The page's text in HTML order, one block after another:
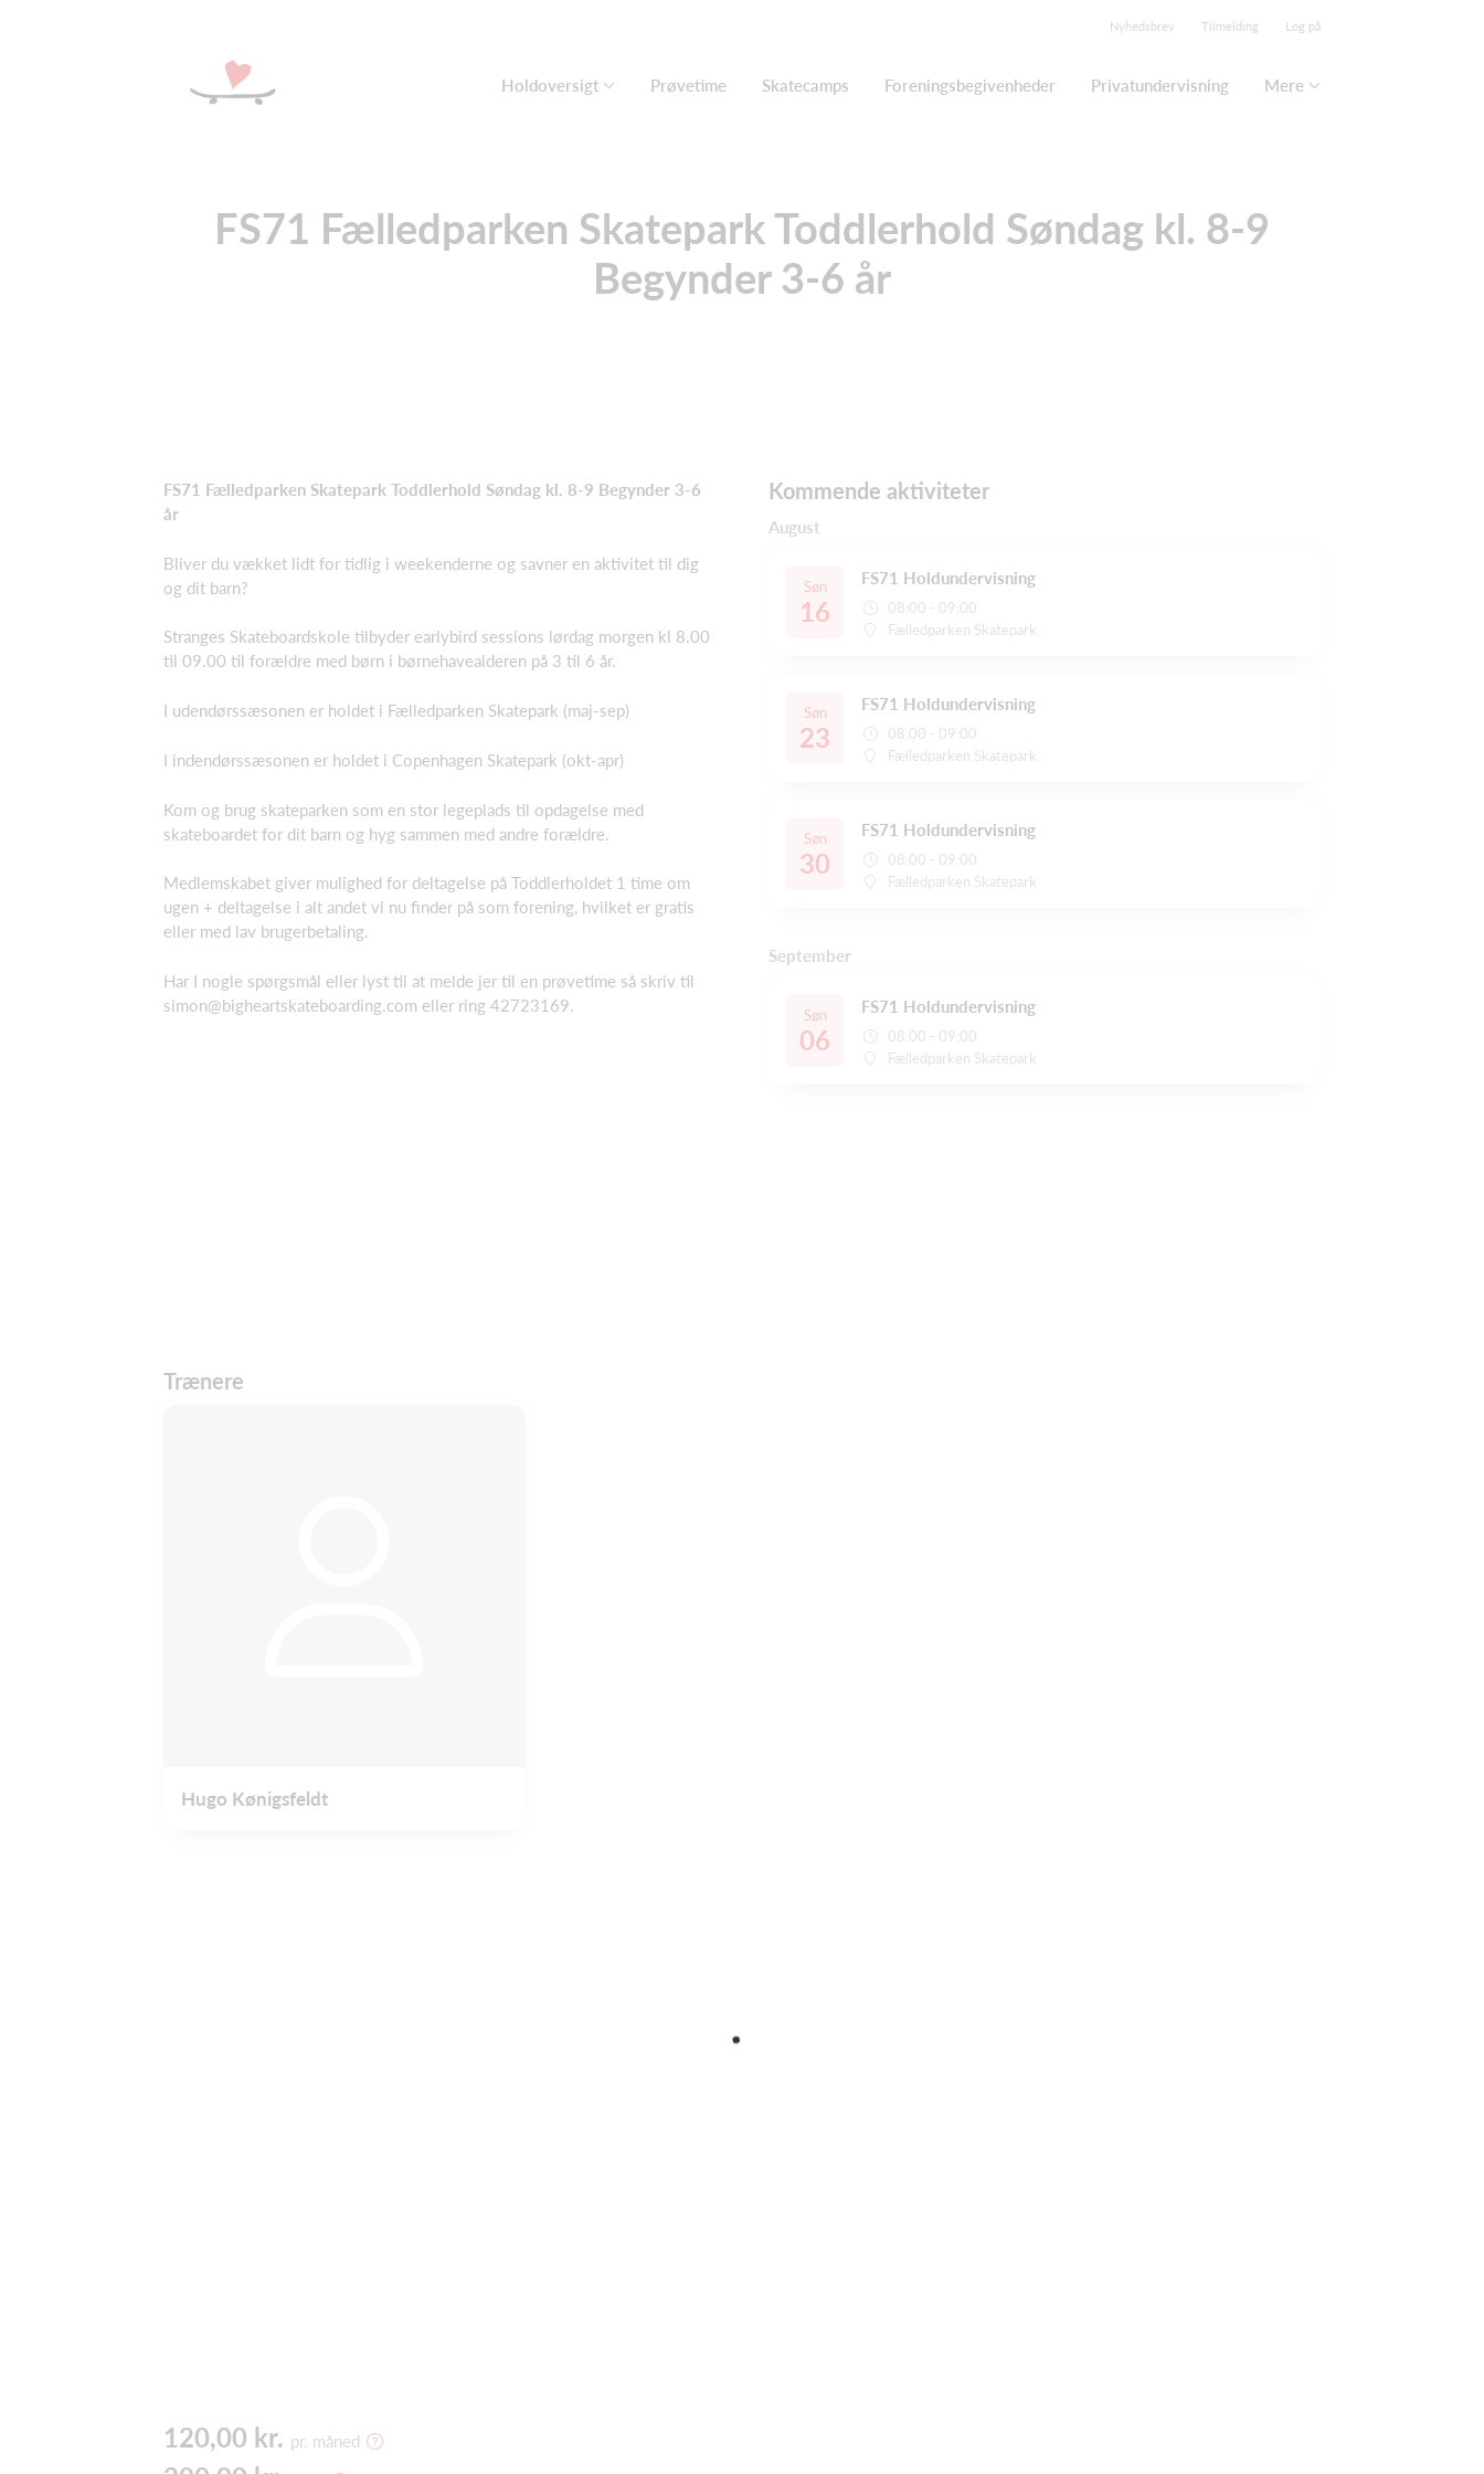
Nyhedsbrev Tilmelding Log på
Holdoversigt Prøvetime Skatecamps Foreningsbegivenheder Privatundervisning Mere
FS71 Fælledparken Skatepark Toddlerhold Søndag kl. 8-9
Begynder 3-6 år
FS71 Fælledparken Skatepark Toddlerhold Søndag kl. 8-9 Begynder 3-6
år
Bliver du vækket lidt for tidlig i weekenderne og savner en aktivitet til dig
og dit barn?
Stranges Skateboardskole tilbyder earlybird sessions lørdag morgen kl 8.00
til 09.00 til forældre med børn i børnehavealderen på 3 til 6 år.
I udendørssæsonen er holdet i Fælledparken Skatepark (maj-sep)
I indendørssæsonen er holdet i Copenhagen Skatepark (okt-apr)
Kom og brug skateparken som en stor legeplads til opdagelse med
skateboardet for dit barn og hyg sammen med andre forældre.
Medlemskabet giver mulighed for deltagelse på Toddlerholdet 1 time om
ugen + deltagelse i alt andet vi nu finder på som forening, hvilket er gratis
eller med lav brugerbetaling.
Har I nogle spørgsmål eller lyst til at melde jer til en prøvetime så skriv til
simon@bigheartskateboarding.com eller ring 42723169.
Kommende aktiviteter
August
Søn
16
FS71 Holdundervisning
08:00 - 09:00
Fælledparken Skatepark
Søn
23
FS71 Holdundervisning
08:00 - 09:00
Fælledparken Skatepark
Søn
30
FS71 Holdundervisning
08:00 - 09:00
Fælledparken Skatepark
September
Søn
06
FS71 Holdundervisning
08:00 - 09:00
Fælledparken Skatepark
Trænere
Hugo Kønigsfeldt
120,00 kr. pr. måned